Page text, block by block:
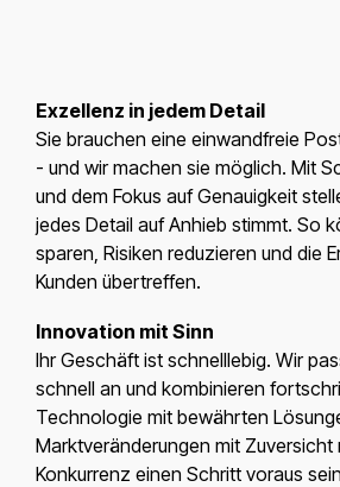
Exzellenz in jedem Detail
Sie brauchen eine einwandfreie
- und wir machen sie möglich. Mit
und dem Fokus auf Genauigkeit
jedes Detail auf Anhieb stimmt. So
sparen, Risiken reduzieren und die
Kunden übertreffen.
Innovation mit Sinn
Ihr Geschäft ist schnelllebig. Wir
schnell an und kombinieren
Technologie mit bewährten
Marktveränderungen mit Zuversicht
Konkurrenz einen Schritt voraus